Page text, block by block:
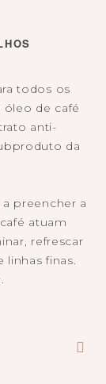
todos os
de café
anti-
da
preencher a
atuam
refrescar
linhas finas.